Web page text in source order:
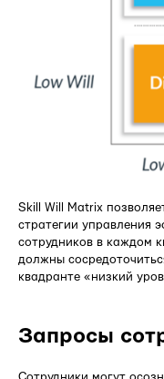
Skill Will Matrix
стратегии управления
сотрудников в каждом
должны
квадранте «низкий
Запросы